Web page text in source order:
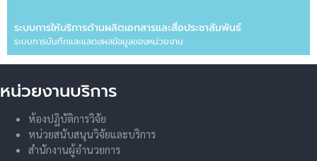
ระบบการให้บริการด้านผลิตเอกสารและสื่อประชาสัมพันธ์
ระบบการบันทึกและแสดงผลข้อมูลของหน่วยงาน
หน่วยงานบริการ
ห้องปฏิบัติการวิจัย
หน่วยสนับสนุนวิจัยและบริการ
สำนักงานผู้อำนวยการ